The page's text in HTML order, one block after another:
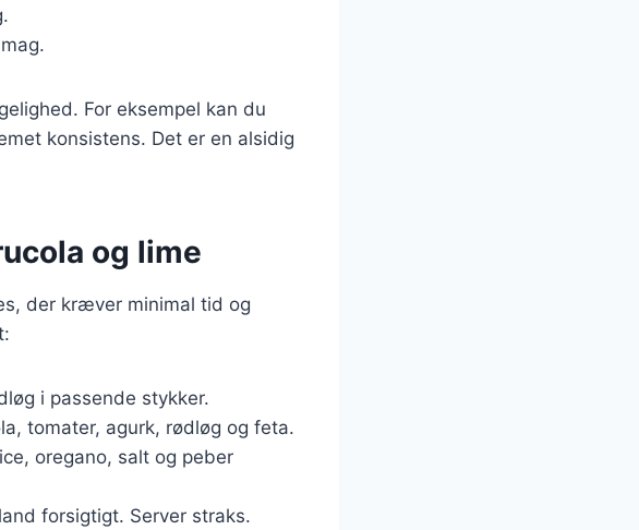
For eksempel kan du
konsistens. Det er en alsidig
og lime
der kræver minimal tid og
i passende stykker.
tomater, agurk, rødløg og feta.
oregano, salt og peber
forsigtigt. Server straks.